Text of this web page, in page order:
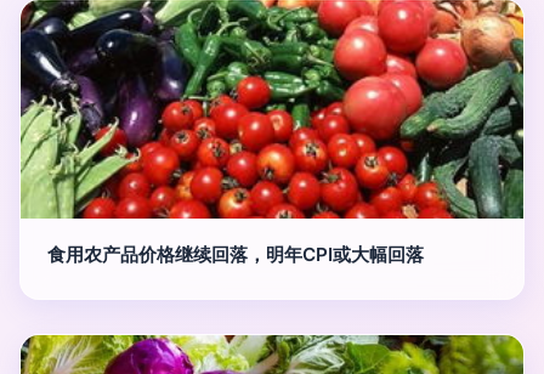
食用农产品价格继续回落，明年CPI或大幅回落